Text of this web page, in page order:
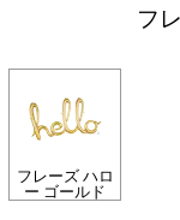
フ
フレーズ ハロ
ー ゴールド